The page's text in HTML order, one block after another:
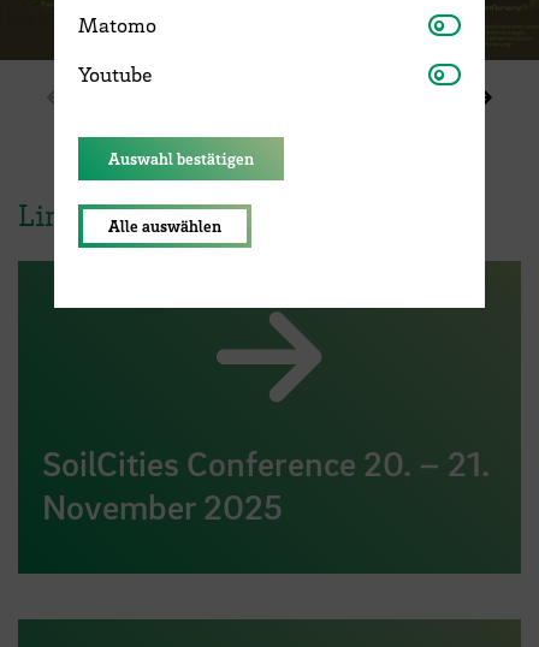
Links
SoilCities Conference 20. – 21.
November 2025
Matomo Matomo
Youtube Youtube
Auswahl bestätigen
Alle auswählen